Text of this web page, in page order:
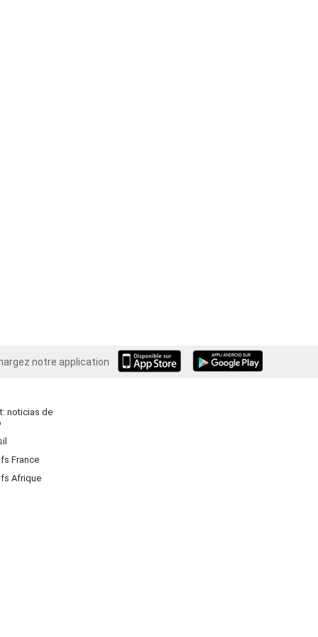
notre application
Android
noticias de
France
Afrique